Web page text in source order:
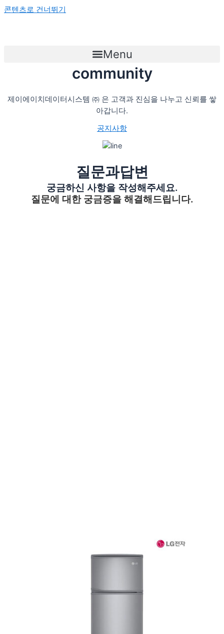
콘텐츠로 건너뛰기
Menu
community
제이에이치데이터시스템 ㈜ 은 고객과 진심을 나누고 신뢰를 쌓
아갑니다.
공지사항
질문과답변
궁금하신 사항을 작성해주세요.
질문에 대한 궁금증을 해결해드립니다.